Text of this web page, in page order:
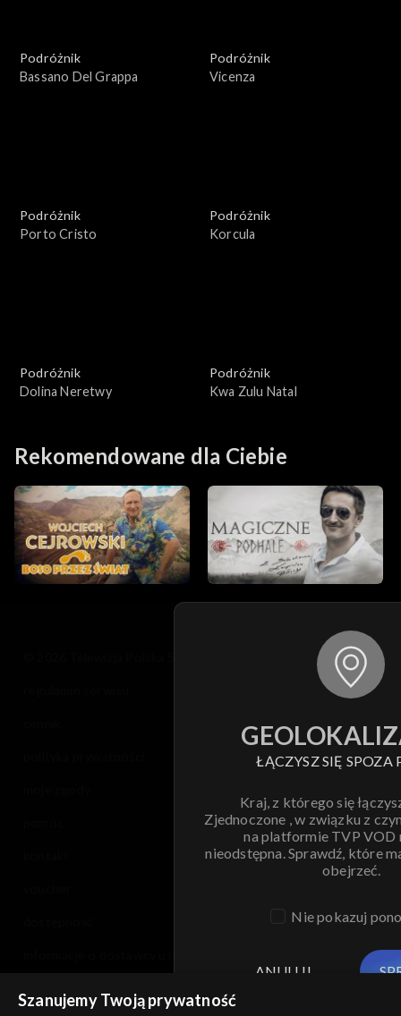
Podróżnik
Bassano Del Grappa
Podróżnik
Vicenza
Podróżnik
Porto Cristo
Podróżnik
Korcula
Podróżnik
Dolina Neretwy
Podróżnik
Kwa Zulu Natal
Rekomendowane dla Ciebie
ŁĄCZYSZ SIĘ SPOZA
Kraj, z którego się
Zjednoczone , w związku z
na platformie TVP VOD
nieodstępna. Sprawdź, które
obejrzeć.
Nie pokazuj
ANULUJ
Szanujemy Twoją prywatność